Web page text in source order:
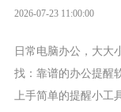
2026-07-23 11:00:00
日常电脑办公，大大
找：靠谱的办公提醒
上手简单的提醒小工